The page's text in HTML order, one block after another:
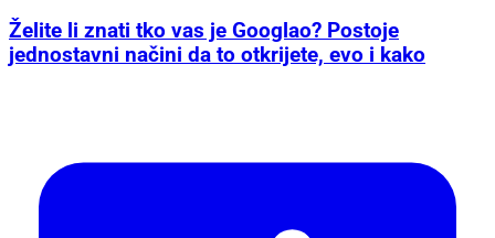
Želite li znati tko vas je Googlao? Postoje
jednostavni načini da to otkrijete, evo i kako